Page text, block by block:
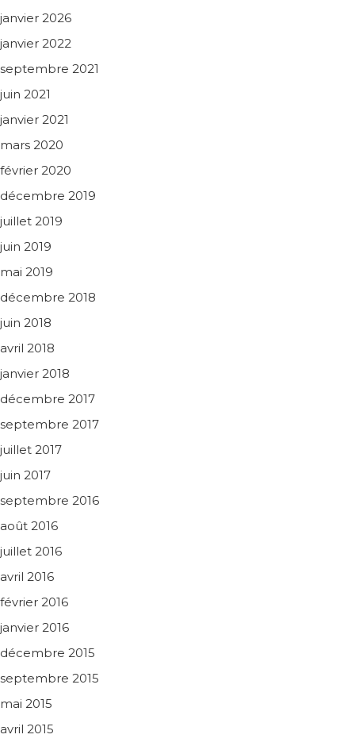
janvier 2026
janvier 2022
septembre 2021
juin 2021
janvier 2021
mars 2020
février 2020
décembre 2019
juillet 2019
juin 2019
mai 2019
décembre 2018
juin 2018
avril 2018
janvier 2018
décembre 2017
septembre 2017
juillet 2017
juin 2017
septembre 2016
août 2016
juillet 2016
avril 2016
février 2016
janvier 2016
décembre 2015
septembre 2015
mai 2015
avril 2015